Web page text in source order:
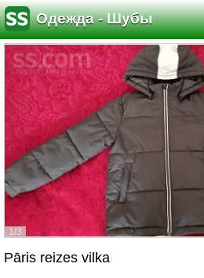
Одежда - Шубы
1/3
Pāris reizes vilka